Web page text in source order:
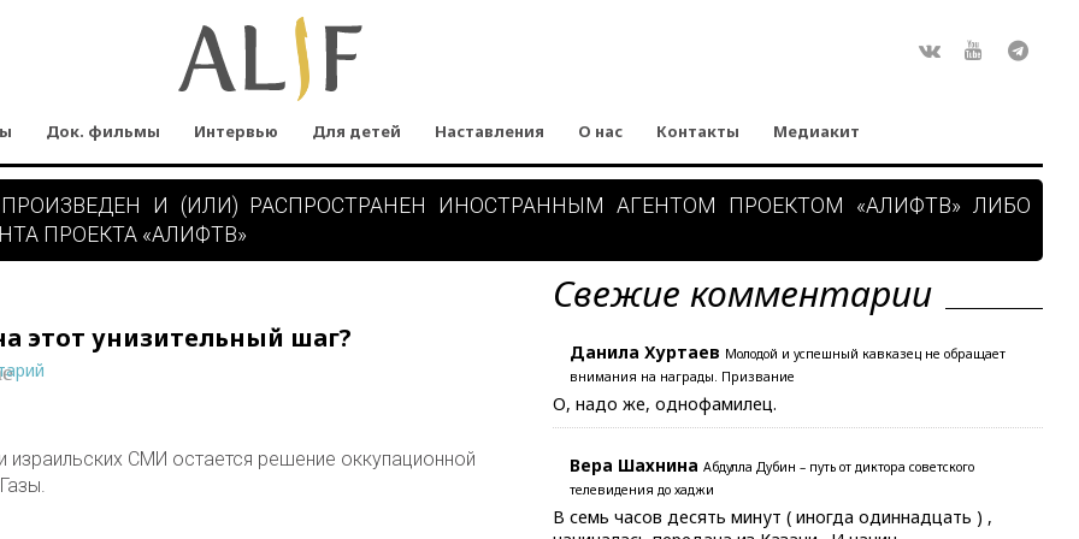
Док. фильмы Интервью Для детей Наставления О нас Контакты Медиакит
И (ИЛИ) РАСПРОСТРАНЕН ИНОСТРАННЫМ АГЕНТОМ ПРОЕКТОМ «АЛИФТВ» ЛИБО
ПРОЕКТА «АЛИФТВ»
этот унизительный шаг?
СМИ остается решение оккупационной
Свежие комментарии
Данила Хуртаев Молодой и успешный кавказец не обращает
внимания на награды. Призвание
О, надо же, однофамилец.
Вера Шахнина Абдулла Дубин – путь от диктора советского
телевидения до хаджи
В семь часов десять минут ( иногда одиннадцать ) ,